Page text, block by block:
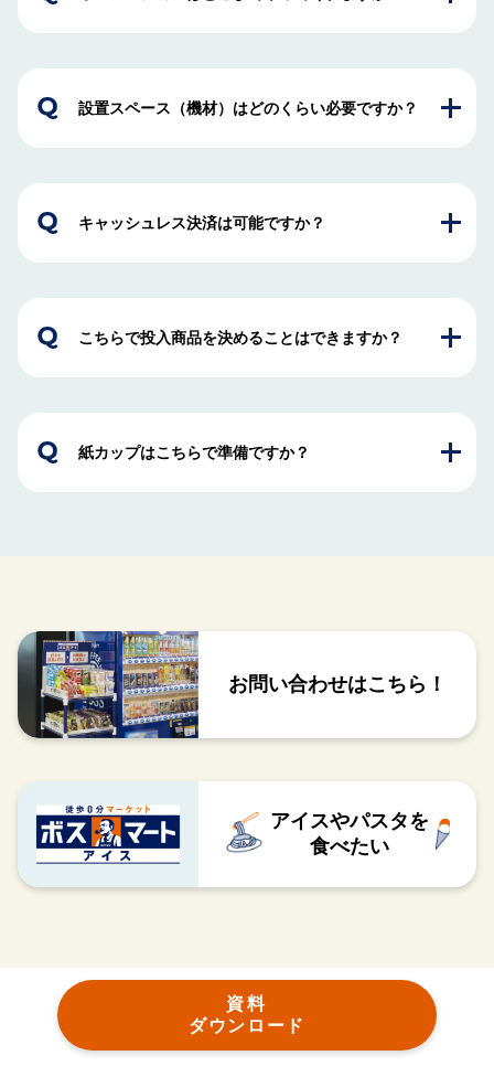
資料
ダウンロード
設置スペース（機材）はどのくらい必要ですか？
キャッシュレス決済は可能ですか？
こちらで投入商品を決めることはできますか？
紙カップはこちらで準備ですか？
お問い合わせはこちら！
アイスやパスタを
食べたい